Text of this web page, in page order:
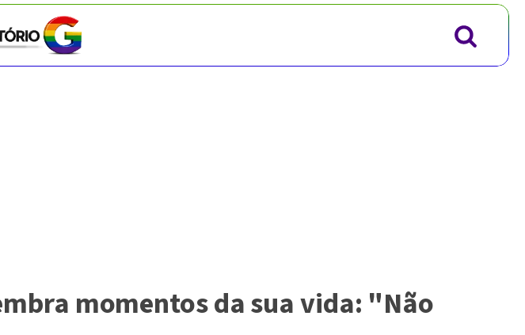
momentos da sua vida: "Não